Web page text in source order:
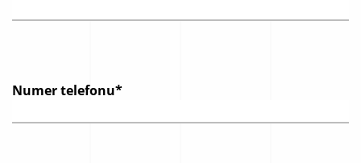
Numer telefonu*